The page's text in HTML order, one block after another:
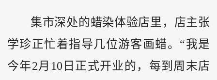
集市深处的蜡染体验店里，店主张
学珍正忙着指导几位游客画蜡。“我是
今年2月10日正式开业的，每到周末店